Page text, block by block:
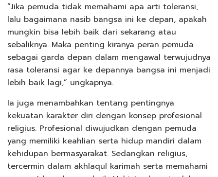
“Jika pemuda tidak memahami apa arti toleransi,
lalu bagaimana nasib bangsa ini ke depan, apakah
mungkin bisa lebih baik dari sekarang atau
sebaliknya. Maka penting kiranya peran pemuda
sebagai garda depan dalam mengawal terwujudnya
rasa toleransi agar ke depannya bangsa ini menjadi
lebih baik lagi,” ungkapnya.
Ia juga menambahkan tentang pentingnya
kekuatan karakter diri dengan konsep profesional
religius. Profesional diwujudkan dengan pemuda
yang memiliki keahlian serta hidup mandiri dalam
kehidupan bermasyarakat. Sedangkan religius,
tercermin dalam akhlaqul karimah serta memahami